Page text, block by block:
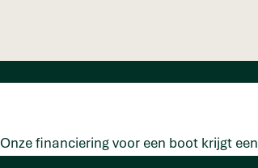
Onze financiering voor een boot krijgt een